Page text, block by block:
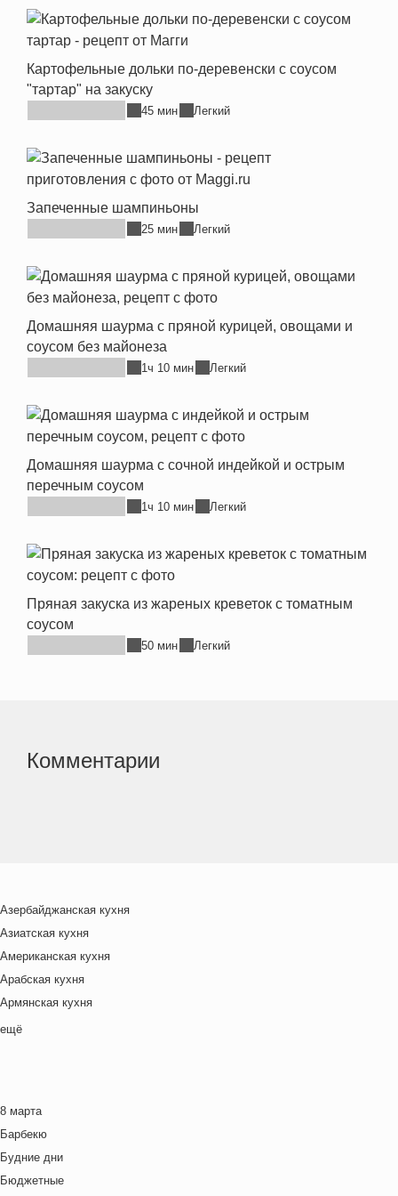
Картофельные дольки по-деревенски с соусом
"тартар" на закуску
45 мин Легкий
Запеченные шампиньоны
25 мин Легкий
Домашняя шаурма с пряной курицей, овощами и
соусом без майонеза
1ч 10 мин Легкий
Домашняя шаурма с сочной индейкой и острым
перечным соусом
1ч 10 мин Легкий
Пряная закуска из жареных креветок с томатным
соусом
50 мин Легкий
Комментарии
Азербайджанская кухня
Азиатская кухня
Американская кухня
Арабская кухня
Армянская кухня
Белорусская
Венгерская кухня
Греческая кухня
Грузинская кухня
Еврейская кухня
ещё
8 марта
Барбекю
Будние дни
Бюджетные